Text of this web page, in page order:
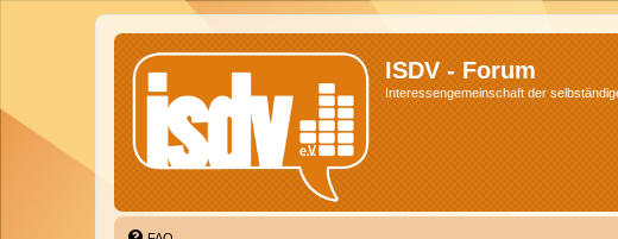
ISDV - Forum
Interessengemeinschaft der